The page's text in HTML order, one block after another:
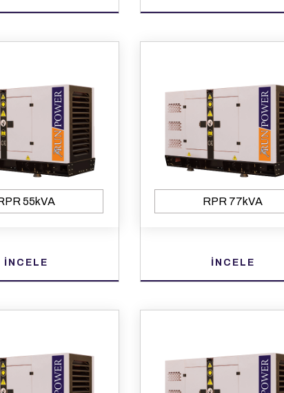
55kVA
İNCELE
RPR 77kVA
İNCELE